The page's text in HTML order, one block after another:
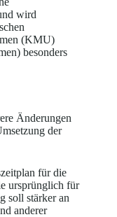
wird
(KMU)
besonders
Änderungen
der
für die
ursprünglich für
soll stärker an
anderer